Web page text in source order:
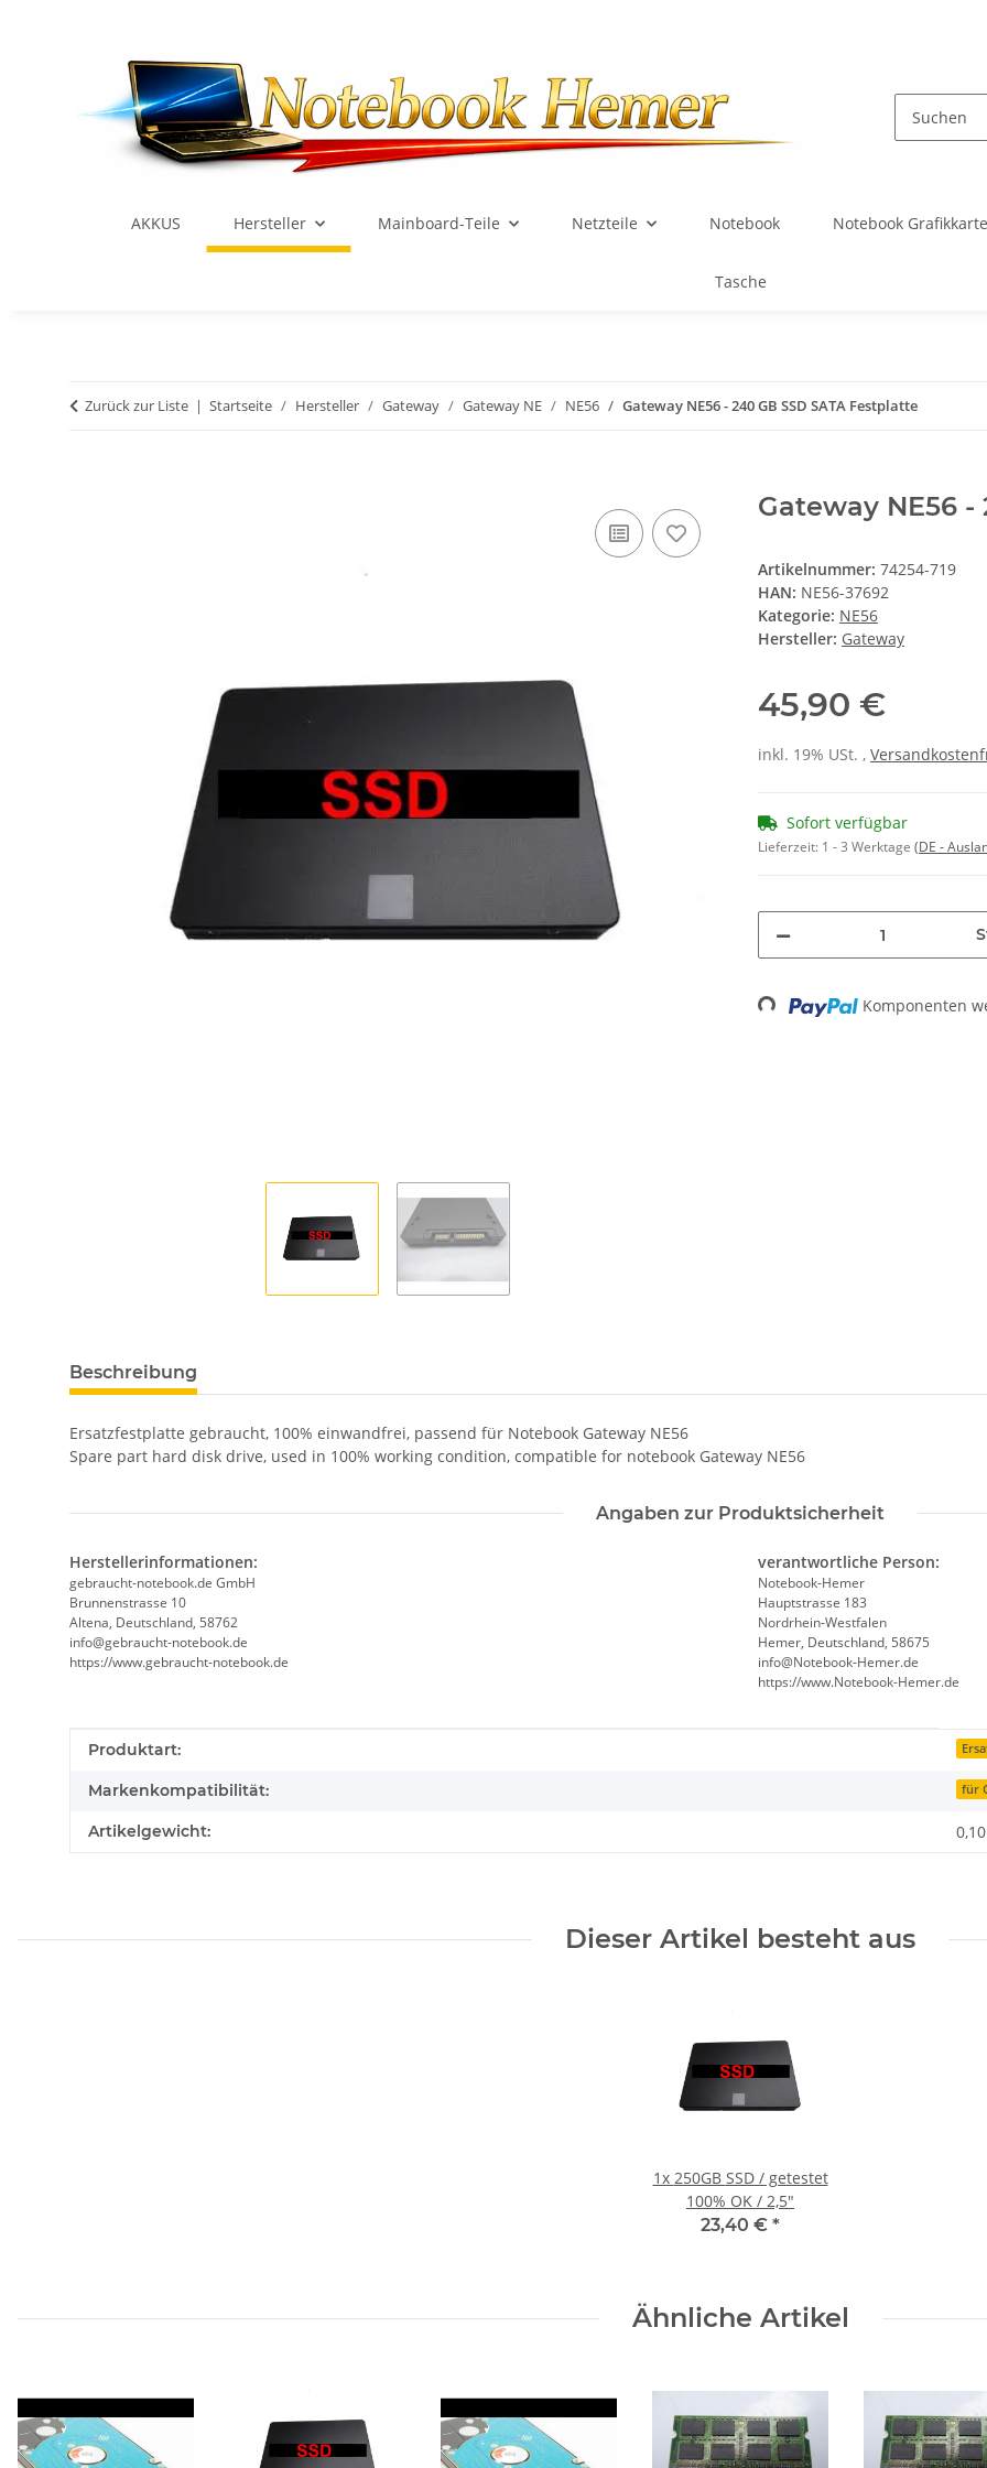
AKKUS Hersteller Mainboard-Teile Netzteile Notebook Notebook
Tasche
Zurück zur Liste Startseite Hersteller Gateway Gateway NE NE56 Gateway NE56 - 240 GB SSD SATA Festplatte
Gateway NE56 -
Artikelnummer: 74254-719
HAN: NE56-37692
Kategorie: NE56
Hersteller: Gateway
45,90 €
inkl. 19% USt. ,
Sofort verfügbar
Lieferzeit: 1 - 3 Werktage (DE -
Loading... Komponenten
Beschreibung
Ersatzfestplatte gebraucht, 100% einwandfrei, passend für Notebook Gateway NE56
Spare part hard disk drive, used in 100% working condition, compatible for notebook Gateway NE56
Angaben zur Produktsicherheit
Herstellerinformationen:
gebraucht-notebook.de GmbH
Brunnenstrasse 10
Altena, Deutschland, 58762
info@gebraucht-notebook.de
https://www.gebraucht-notebook.de
verantwortliche Person:
Notebook-Hemer
Hauptstrasse 183
Nordrhein-Westfalen
Hemer, Deutschland, 58675
info@Notebook-Hemer.de
https://www.Notebook-Hemer.de
Produkteigenschaft
Wert
Produktart:
Markenkompatibilität: für
Artikelgewicht: 0,10
Dieser Artikel besteht aus
1x 250GB SSD / getestet
100% OK / 2,5"
23,40 € *
Ähnliche Artikel